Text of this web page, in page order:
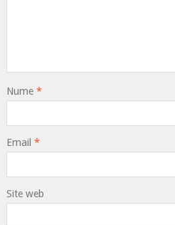
Nume *
Email *
Site web